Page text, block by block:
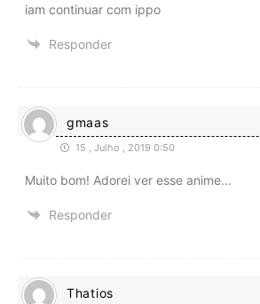
iam continuar com ippo
Responder
gmaas
15 , Julho , 2019 0:50
Muito bom! Adorei ver esse anime…
Responder
Thatios